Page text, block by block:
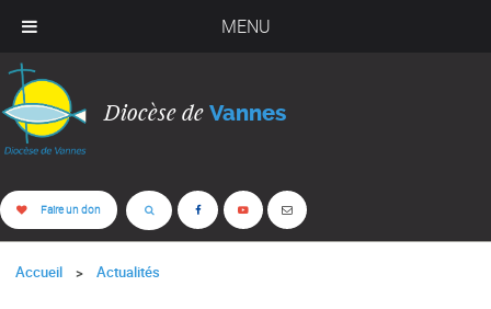
MENU
Diocèse de Vannes
Faire un don
Accueil Actualités